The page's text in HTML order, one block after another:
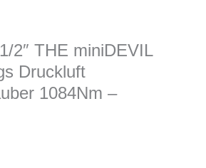
2″ THE miniDEVIL
Druckluft
1084Nm –